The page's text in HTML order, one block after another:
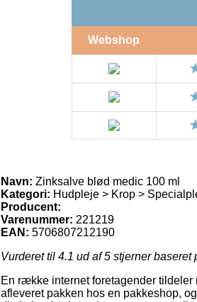
Webshop
Navn: Zinksalve blød medic 100 ml
Kategori: Hudpleje > Krop >
Producent:
Varenummer: 221219
EAN: 5706807212190
Vurderet til 4.1 ud af 5 stjerner baseret
En række internet foretagender tildeler
afleveret pakken hos en pakkeshop,